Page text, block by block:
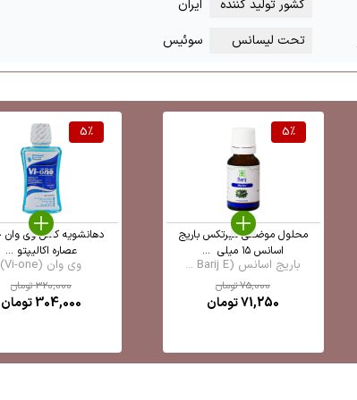
کشور تولید کننده
ایران
تحت لیسانس سوئیس
5%
محلول موضعی میرتکس باریج
اسانس ۱۵ میلی ‎ ...
باریج اسانس (Barij E ...
75,000تومان
71,250تومان
5%
دهانشویه کامل وی وان
عصاره اکالیپتو ...
وی وان (Vi-one)
320,000تومان
304,000تومان